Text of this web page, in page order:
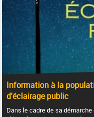
Information à la
d'éclairage public
Dans le cadre de sa